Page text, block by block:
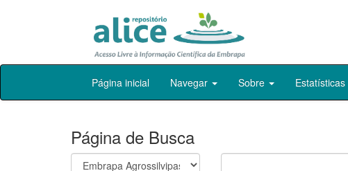
Skip
Página inicial Navegar Sobre Estatísticas
Página de Busca